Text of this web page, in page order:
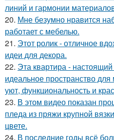
линий и гармонии
20. Мне безумно нравится
работает с мебелью.
21. Этот ролик - отличное
идеи для декора.
22. Эта квартира - настоящий
идеальное пространство
уют, функциональность и
23. В этом видео показан
пледа из пряжи крупной
цвете.
24. В последние годы всё